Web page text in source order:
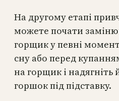
На другому етапі
можете почати
горщик у певні
сну або перед
на горщик і надягніть
горшок під підставку.